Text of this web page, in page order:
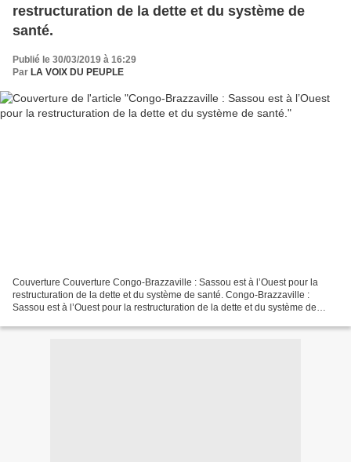
restructuration de la dette et du système de
santé.
Publié le 30/03/2019 à 16:29
Par LA VOIX DU PEUPLE
Couverture Couverture Congo-Brazzaville : Sassou est à l’Ouest pour la
restructuration de la dette et du système de santé. Congo-Brazzaville :
Sassou est à l’Ouest pour la restructuration de la dette et du système de